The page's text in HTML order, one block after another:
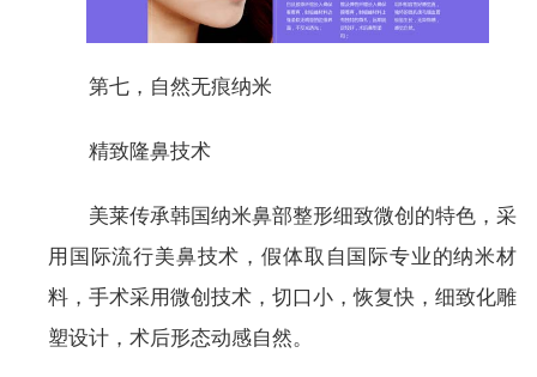
第七，自然无痕纳米
精致隆鼻技术
美莱传承韩国纳米鼻部整形细致微创的特色，采
用国际流行美鼻技术，假体取自国际专业的纳米材
料，手术采用微创技术，切口小，恢复快，细致化雕
塑设计，术后形态动感自然。